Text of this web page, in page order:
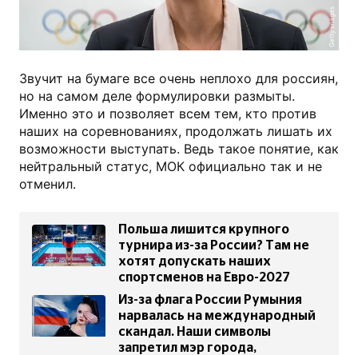
Getty Images
Звучит на бумаге все очень неплохо для россиян,
но на самом деле формулировки размыты.
Именно это и позволяет всем тем, кто против
наших на соревнованиях, продолжать лишать их
возможности выступать. Ведь такое понятие, как
нейтральный статус, МОК официально так и не
отменил.
Польша лишится крупного
турнира из-за России? Там не
хотят допускать наших
спортсменов на Евро-2027
Из-за флага России Румыния
нарвалась на международный
скандал. Наши символы
запретил мэр города,